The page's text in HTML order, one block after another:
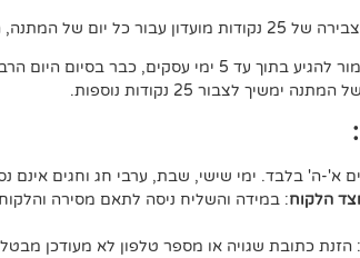
מרגע איסוף החבילה (100 נק במצטבר).
ימשיך לצבור 25 נקודות נוספות.
א'-ה' בלבד. ימי שישי, שבת, ערבי חג וחגים אינם
הלקוח: במידה והשליח ניסה לתאם מסירה
: הזנת כתובת שגויה או מספר טלפון לא מעודכן